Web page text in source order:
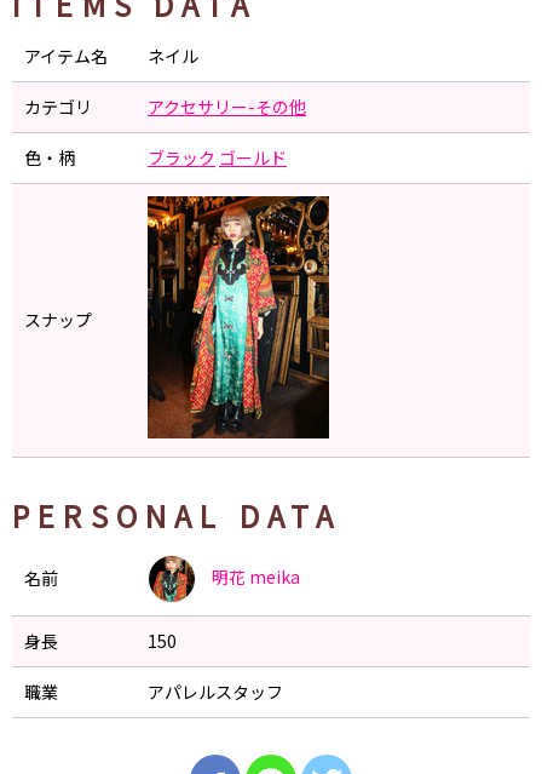
アイテム名 ネイル
カテゴリ アクセサリー-その他
色・柄 ブラック ゴールド
スナップ
PERSONAL DATA
名前 明花 meika
身長 150
職業 アパレルスタッフ